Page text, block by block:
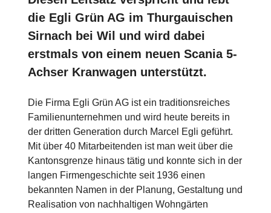
die Egli Grün AG im Thurgauischen
Sirnach bei Wil und wird dabei
erstmals von einem neuen Scania 5-
Achser Kranwagen unterstützt.
Die Firma Egli Grün AG ist ein traditionsreiches
Familienunternehmen und wird heute bereits in
der dritten Generation durch Marcel Egli geführt.
Mit über 40 Mitarbeitenden ist man weit über die
Kantonsgrenze hinaus tätig und konnte sich in der
langen Firmengeschichte seit 1936 einen
bekannten Namen in der Planung, Gestaltung und
Realisation von nachhaltigen Wohngärten